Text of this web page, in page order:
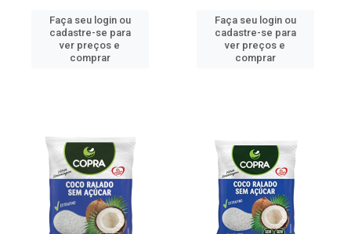
Faça seu login ou
cadastre-se para
ver preços e
comprar
Faça seu login ou
cadastre-se para
ver preços e
comprar